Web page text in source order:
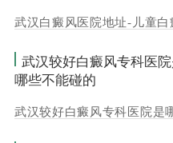
武汉白癜风医院地址-儿童
武汉较好白癜风专科医
哪些不能碰的
武汉较好白癜风专科医院是